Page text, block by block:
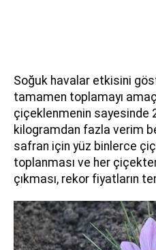
Soğuk havalar etkisini
tamamen toplamayı
çiçeklenmenin sayesinde
kilogramdan fazla verim
safran için yüz binlerce
toplanması ve her
çıkması, rekor fiyatların